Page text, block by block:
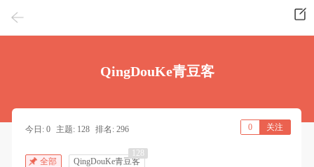
QingDouKe青豆客
今日: 0 主题: 128 排名: 296 0 关注
全部 QingDouKe青豆客
128